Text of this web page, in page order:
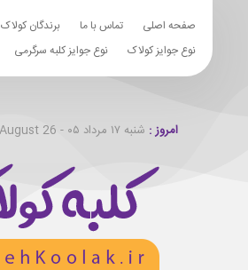
صفحه اصلی تماس با ما برندگان کولاک
نوع جوایز کولاک
نوع جوایز کلبه سرگرمی
امروز : شنبه ۱۷ مرداد ۰۵ - Saturday 8th August 26